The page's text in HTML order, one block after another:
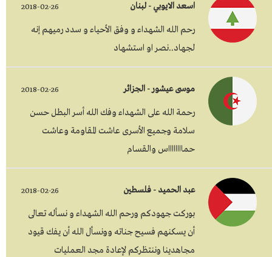
اسعد الايوبي - لبنان 2018-02-26
رحم الله الشهداء و وفق الأحياء و سدد رميهم إنه
لجهاد..نصر او استشهاد
موسى عيشور - الجزائر 2018-02-26
رحمة الله على الشهداء وفك الله أسر البطل حسن
سلامة وجميع الأسرى عاشت المقاومة وعاشت
حمااااااااس والقسام
عبد الحميد - فلسطين 2018-02-26
بوركت جهودكم ورحم الله الشهداء و نسأله تعالى
أن يسكنهم فسيح جناته وونسأل الله أن يفك قيود
مجاهدينا وننتظركم لإعادة مجد العمليات